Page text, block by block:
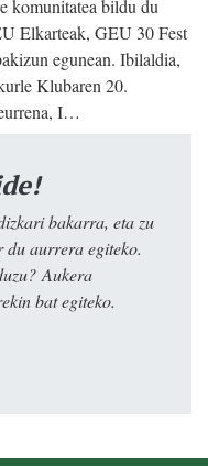
komunitatea bildu du
Elkarteak, GEU 30 Fest
egunean. Ibilaldia,
Klubaren 20.
I…
bakarra, eta zu
du aurrera egiteko.
Aukera
bat egiteko.